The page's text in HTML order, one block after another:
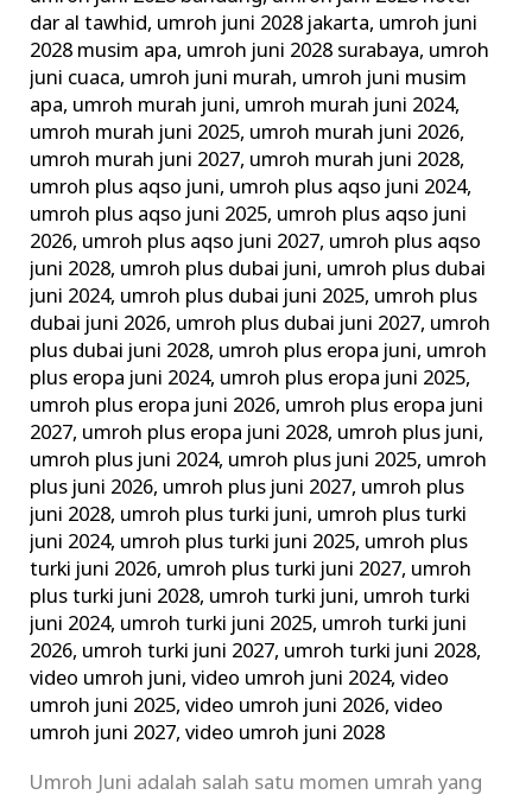
dar al tawhid, umroh juni 2028 jakarta, umroh juni
2028 musim apa, umroh juni 2028 surabaya, umroh
juni cuaca, umroh juni murah, umroh juni musim
apa, umroh murah juni, umroh murah juni 2024,
umroh murah juni 2025, umroh murah juni 2026,
umroh murah juni 2027, umroh murah juni 2028,
umroh plus aqso juni, umroh plus aqso juni 2024,
umroh plus aqso juni 2025, umroh plus aqso juni
2026, umroh plus aqso juni 2027, umroh plus aqso
juni 2028, umroh plus dubai juni, umroh plus dubai
juni 2024, umroh plus dubai juni 2025, umroh plus
dubai juni 2026, umroh plus dubai juni 2027, umroh
plus dubai juni 2028, umroh plus eropa juni, umroh
plus eropa juni 2024, umroh plus eropa juni 2025,
umroh plus eropa juni 2026, umroh plus eropa juni
2027, umroh plus eropa juni 2028, umroh plus juni,
umroh plus juni 2024, umroh plus juni 2025, umroh
plus juni 2026, umroh plus juni 2027, umroh plus
juni 2028, umroh plus turki juni, umroh plus turki
juni 2024, umroh plus turki juni 2025, umroh plus
turki juni 2026, umroh plus turki juni 2027, umroh
plus turki juni 2028, umroh turki juni, umroh turki
juni 2024, umroh turki juni 2025, umroh turki juni
2026, umroh turki juni 2027, umroh turki juni 2028,
video umroh juni,video umroh juni 2024,video
umroh juni 2025,video umroh juni 2026,video
umroh juni 2027,video umroh juni 2028
Umroh Juni adalah salah satu momen umrah yang